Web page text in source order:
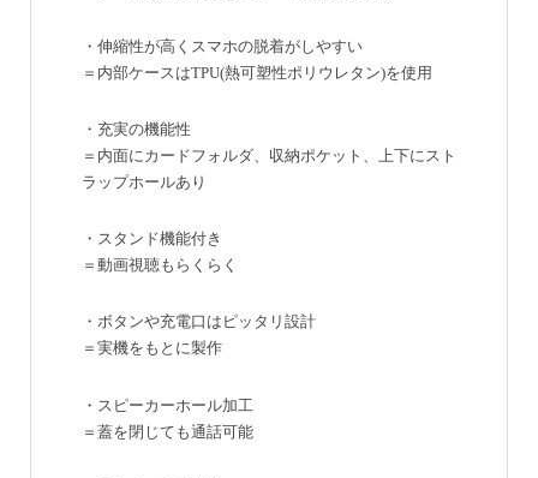
・伸縮性が高くスマホの脱着がしやすい
＝内部ケースはTPU(熱可塑性ポリウレタン)を使用
・充実の機能性
＝内面にカードフォルダ、収納ポケット、上下にスト
ラップホールあり
・スタンド機能付き
＝動画視聴もらくらく
・ボタンや充電口はピッタリ設計
＝実機をもとに製作
・スピーカーホール加工
＝蓋を閉じても通話可能